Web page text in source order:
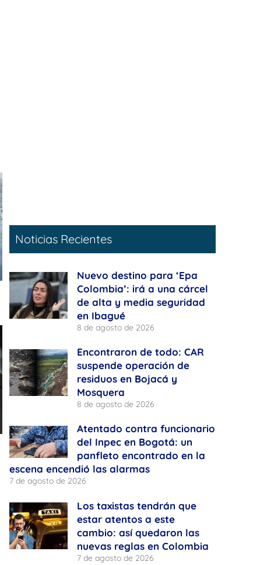
Noticias Recientes
Nuevo destino para ‘Epa
Colombia’: irá a una cárcel
de alta y media seguridad
en Ibagué
8 de agosto de 2026
Encontraron de todo: CAR
suspende operación de
residuos en Bojacá y
Mosquera
8 de agosto de 2026
Atentado contra funcionario
del Inpec en Bogotá: un
panfleto encontrado en la
escena encendió las alarmas
7 de agosto de 2026
Los taxistas tendrán que
estar atentos a este
cambio: así quedaron las
nuevas reglas en Colombia
7 de agosto de 2026